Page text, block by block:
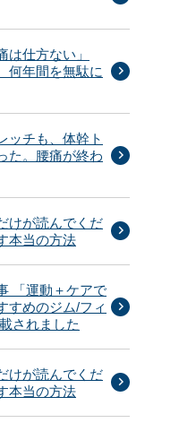
は仕方ない」
年間を無駄に
ッチも、体幹ト
た。腰痛が終わ
けが読んでくだ
本当の方法
「運動＋ケアで
すめのジム/フィ
されました
けが読んでくだ
本当の方法